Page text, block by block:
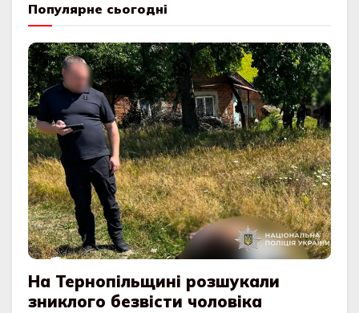
Популярне сьогодні
На Тернопільщині розшукали
зниклого безвісти чоловіка